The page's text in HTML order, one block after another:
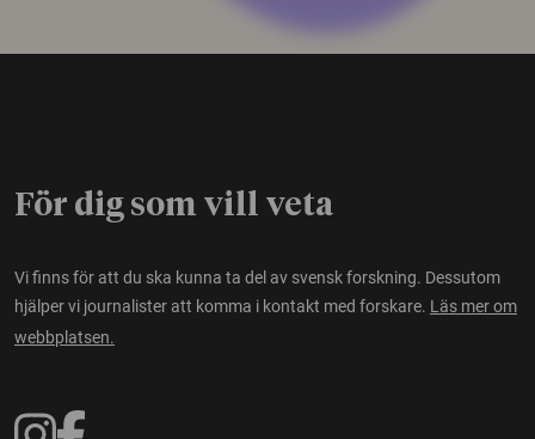
För dig som vill veta
Vi finns för att du ska kunna ta del av svensk forskning. Dessutom
hjälper vi journalister att komma i kontakt med forskare. Läs mer om
webbplatsen.